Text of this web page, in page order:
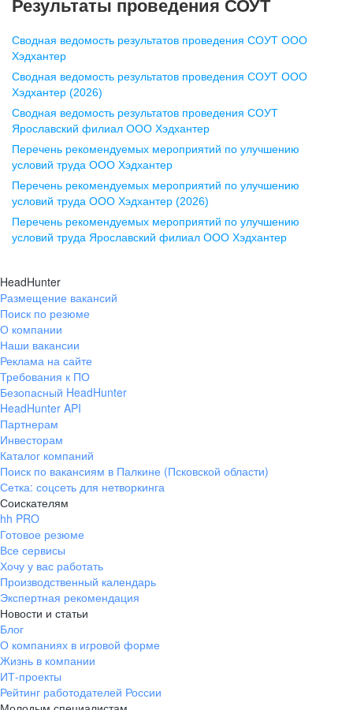
pr@nn.hh.ru
Воронеж
ул. Комиссаржевской, д. 10,
офис 1212
+7 473 280-05-05
pr@vrn.hh.ru
ул. Спартаковская, д. 2А, этаж 3,
помещение 15
+7 843 212-12-50
Екатеринбург
ул. Боевых Дружин, стр. 20,
+7 343 226-79-99
pr@ural.hh.ru
ул. Янковского, д. 169, 7 этаж,
706 каб.
+7 861 205-55-57
pr@krd.hh.ru
Владивосток
пер. Ланинский д. 4, офис 3.4
+7 423 202-33-28
pr@dv.hh.ru
Новосибирск
ул. Большевистская, д. 35,
помещение 21
+7 383 207-94-64
Результаты проведения СОУТ
Сводная ведомость результатов проведения СОУТ ООО
Хэдхантер
Сводная ведомость результатов проведения СОУТ ООО
Хэдхантер (2026)
Сводная ведомость результатов проведения СОУТ
Ярославский филиал ООО Хэдхантер
Перечень рекомендуемых мероприятий по улучшению
условий труда ООО Хэдхантер
Перечень рекомендуемых мероприятий по улучшению
условий труда ООО Хэдхантер (2026)
Перечень рекомендуемых мероприятий по улучшению
условий труда Ярославский филиал ООО Хэдхантер
HeadHunter
Размещение вакансий
Поиск по резюме
О компании
Наши вакансии
Реклама на сайте
Требования к ПО
Безопасный HeadHunter
HeadHunter API
Партнерам
Инвесторам
Каталог компаний
Поиск по вакансиям в Палкине (Псковской области)
Сетка: соцсеть для нетворкинга
Соискателям
hh PRO
Готовое резюме
Все сервисы
Хочу у вас работать
Производственный календарь
Экспертная рекомендация
Новости и статьи
Блог
О компаниях в игровой форме
Жизнь в компании
ИТ-проекты
Рейтинг работодателей России